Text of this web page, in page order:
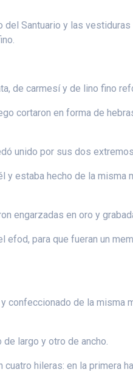
Santuario y las
de carmesí y de lino fino
cortaron en forma de
unido por sus dos
y estaba hecho de la
engarzadas en oro y
para que fueran un
confeccionado de la
largo y otro de ancho.
hileras: en la primera